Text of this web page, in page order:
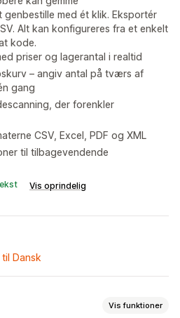
med ét klik. Eksportér
Alt kan konfigureres fra et enkelt
kode.
priser og lagerantal i realtid
– angiv antal på tværs af
gang
der forenkler
CSV, Excel, PDF og XML
til tilbagevendende
Vis oprindelig
Dansk
Vis funktioner